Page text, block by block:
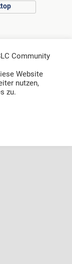
Community
Website
nutzen,
zu.